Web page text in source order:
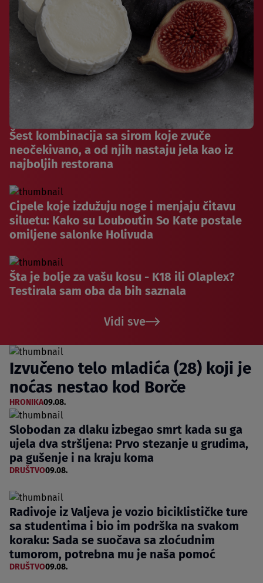
Šest kombinacija sa sirom koje zvuče
neočekivano, a od njih nastaju jela kao iz
najboljih restorana
Cipele koje izdužuju noge i menjaju čitavu
siluetu: Kako su Louboutin So Kate postale
omiljene salonke Holivuda
Šta je bolje za vašu kosu - K18 ili Olaplex?
Testirala sam oba da bih saznala
Vidi sve
Izvučeno telo mladića (28) koji je
noćas nestao kod Borče
HRONIKA09.08.
Slobodan za dlaku izbegao smrt kada su ga
ujela dva stršljena: Prvo stezanje u grudima,
pa gušenje i na kraju koma
DRUŠTVO09.08.
Radivoje iz Valjeva je vozio biciklističke ture
sa studentima i bio im podrška na svakom
koraku: Sada se suočava sa zloćudnim
tumorom, potrebna mu je naša pomoć
DRUŠTVO09.08.